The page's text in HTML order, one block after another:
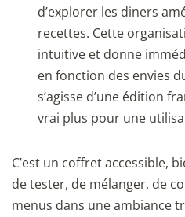
d’explorer les diners
recettes. Cette
intuitive et donne
en fonction des envies
s’agisse d’une édition
vrai plus pour une
C’est un coffret accessible,
de tester, de mélanger, de
menus dans une ambiance